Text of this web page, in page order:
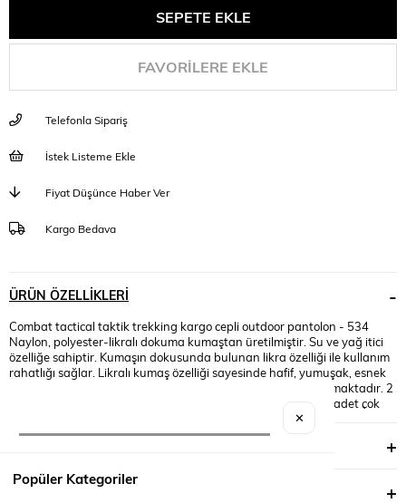
FAVORILERE EKLE
Telefonla Sipariş
İstek Listeme Ekle
Fiyat Düşünce Haber Ver
Kargo Bedava
ÜRÜN ÖZELLIKLERI
Combat tactical taktik trekking kargo cepli outdoor pantolon - 534
Naylon, polyester-likralı dokuma kumaştan üretilmiştir. Su ve yağ itici
özelliğe sahiptir. Kumaşın dokusunda bulunan likra özelliği ile kullanım
rahatlığı sağlar. Likralı kumaş özelliği sayesinde hafif, yumuşak, esnek
ve rahat bir yapısı vardır. Paçalarda ayarlanabilir cırt bulunmaktadır. 2
adet yan cep, 2 adet kapaklı cep, 2 adet arka kapaklı cep, 1 adet çok
amaçlı cep olmak üzere toplamda 7 adet fonksiyonel cep
bulunmaktadır. Geniş kemer kullanımıma uygundur. Solmaya kırışmaya
alanda mobiliteyi arttırır. Yazlık üründür. Yaz Aylarında kullanım için
uygundur. Combat tactical taktik trekking kargo cepli outdoor pantolon
ÖDEME SEÇENEKLERI
✕
Popüler Kategoriler